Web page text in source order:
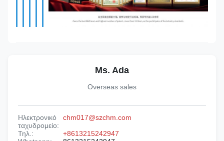
Ms. Ada
Overseas sales
Ηλεκτρονικό
ταχυδρομείο:
chm017@szchm.com
Τηλ.:
+8613215242947